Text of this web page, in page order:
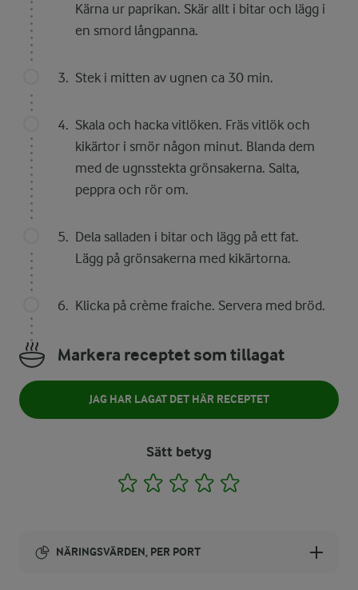
Kärna ur paprikan. Skär allt i bitar och lägg i
en smord långpanna.
Stek i mitten av ugnen ca 30 min.
Skala och hacka vitlöken. Fräs vitlök och
kikärtor i smör någon minut. Blanda dem
med de ugnsstekta grönsakerna. Salta,
peppra och rör om.
Dela salladen i bitar och lägg på ett fat.
Lägg på grönsakerna med kikärtorna.
Klicka på crème fraiche. Servera med bröd.
Markera receptet som tillagat
JAG HAR LAGAT DET HÄR RECEPTET
Sätt betyg
1 2 3 4
NÄRINGSVÄRDEN, PER PORT